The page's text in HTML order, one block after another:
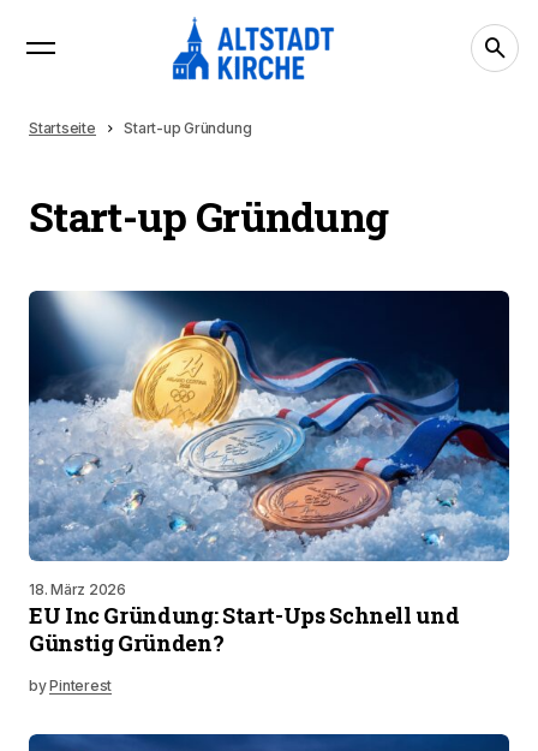
Startseite Start-up Gründung
Start-up Gründung
18. März 2026
EU Inc Gründung: Start-Ups Schnell und
Günstig Gründen?
byPinterest